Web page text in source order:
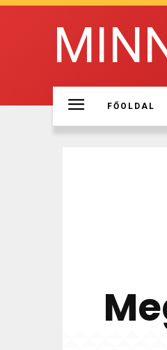
FŐOLDAL